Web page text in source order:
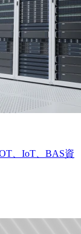
、IoT、BAS資